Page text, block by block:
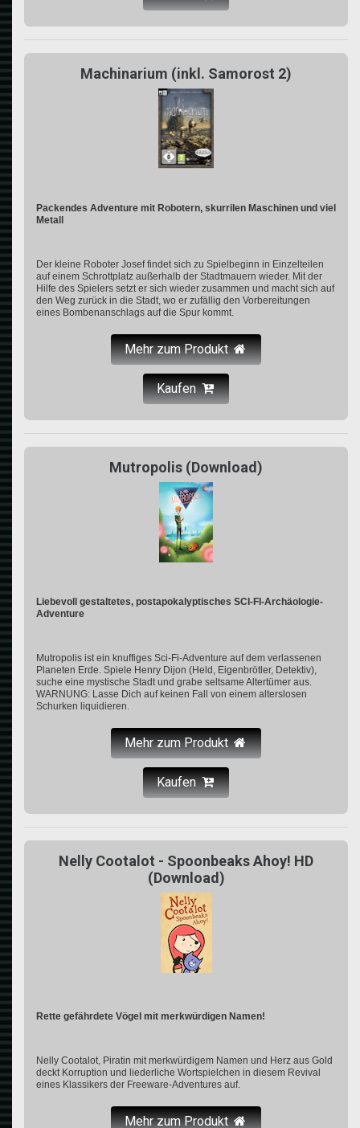
Machinarium (inkl. Samorost 2)
Packendes Adventure mit Robotern, skurrilen Maschinen und viel
Metall
Der kleine Roboter Josef findet sich zu Spielbeginn in Einzelteilen
auf einem Schrottplatz außerhalb der Stadtmauern wieder. Mit der
Hilfe des Spielers setzt er sich wieder zusammen und macht sich auf
den Weg zurück in die Stadt, wo er zufällig den Vorbereitungen
eines Bombenanschlags auf die Spur kommt.
Mehr zum Produkt
Kaufen
Mutropolis (Download)
Liebevoll gestaltetes, postapokalyptisches SCI-FI-Archäologie-
Adventure
Mutropolis ist ein knuffiges Sci-Fi-Adventure auf dem verlassenen
Planeten Erde. Spiele Henry Dijon (Held, Eigenbrötler, Detektiv),
suche eine mystische Stadt und grabe seltsame Altertümer aus.
WARNUNG: Lasse Dich auf keinen Fall von einem alterslosen
Schurken liquidieren.
Mehr zum Produkt
Kaufen
Nelly Cootalot - Spoonbeaks Ahoy! HD
(Download)
Rette gefährdete Vögel mit merkwürdigen Namen!
Nelly Cootalot, Piratin mit merkwürdigem Namen und Herz aus Gold
deckt Korruption und liederliche Wortspielchen in diesem Revival
eines Klassikers der Freeware-Adventures auf.
Mehr zum Produkt